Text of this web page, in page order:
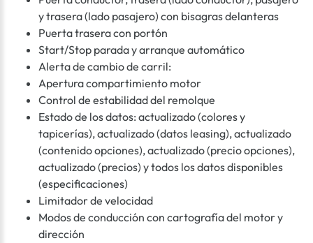
y trasera (lado pasajero) con bisagras delanteras
Puerta trasera con portón
Start/Stop parada y arranque automático
Alerta de cambio de carril:
Apertura compartimiento motor
Control de estabilidad del remolque
Estado de los datos: actualizado (colores y
tapicerías), actualizado (datos leasing), actualizado
(contenido opciones), actualizado (precio opciones),
actualizado (precios) y todos los datos disponibles
(especificaciones)
Limitador de velocidad
Modos de conducción con cartografía del motor y
dirección